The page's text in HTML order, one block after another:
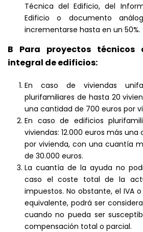
Técnica del Edificio, del
Edificio o documento
incrementarse hasta en un 50%.
B Para proyectos técnicos
integral de edificios:
En caso de viviendas
plurifamiliares de hasta 20
una cantidad de 700 euros por
En caso de edificios
viviendas: 12.000 euros más
por vivienda, con una cuantía
de 30.000 euros.
La cuantía de la ayuda no
caso el coste total de la
impuestos. No obstante, el IVA
equivalente, podrá ser
cuando no pueda ser
compensación total o parcial.